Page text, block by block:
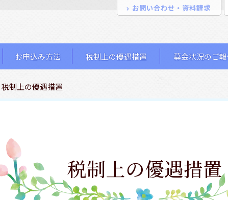
お問い合わせ・資料請求
お申込み方法 税制上の優遇措置 募金状況のご
税制上の優遇措置
税制上の優遇措置